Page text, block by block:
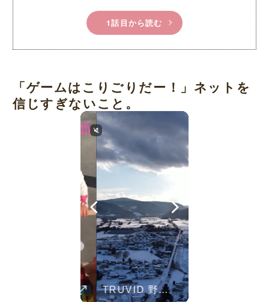
1話目から読む
「ゲームはこりごりだー！」ネットを
信じすぎないこと。
TRUVID 野生の北海道 – 雪と自然